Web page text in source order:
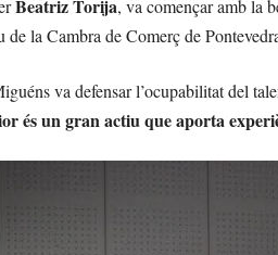
Beatriz Torija, va començar amb la
de la Cambra de Comerç de
va defensar l’ocupabilitat del
és un gran actiu que aporta